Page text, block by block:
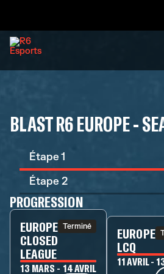
BLAST R6 EUROPE -
Étape 1
Étape 2
PROGRESSION
EUROPE
CLOSED
LEAGUE
Terminé
13 MARS - 14 AVRIL
EUROPE
LCQ
11 AVRIL -